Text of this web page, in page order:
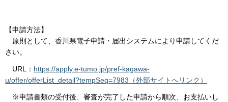
【申請方法】
原則として、香川県電子申請・届出システムにより申請してくだ
さい。
URL： https://apply.e-tumo.jp/pref-kagawa-
u/offer/offerList_detail?tempSeq=7983（外部サイトへリンク）
※申請書類の受付後、審査が完了した申請から順次、お支払いし